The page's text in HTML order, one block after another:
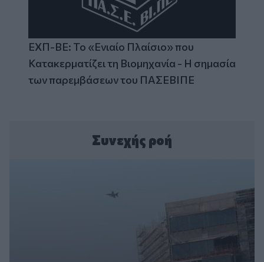
ΕΧΠ-ΒΕ: Το «Ενιαίο Πλαίσιο» που
Κατακερματίζει τη Βιομηχανία - Η σημασία
των παρεμβάσεων του ΠΑΣΕΒΙΠΕ
Συνεχής ροή